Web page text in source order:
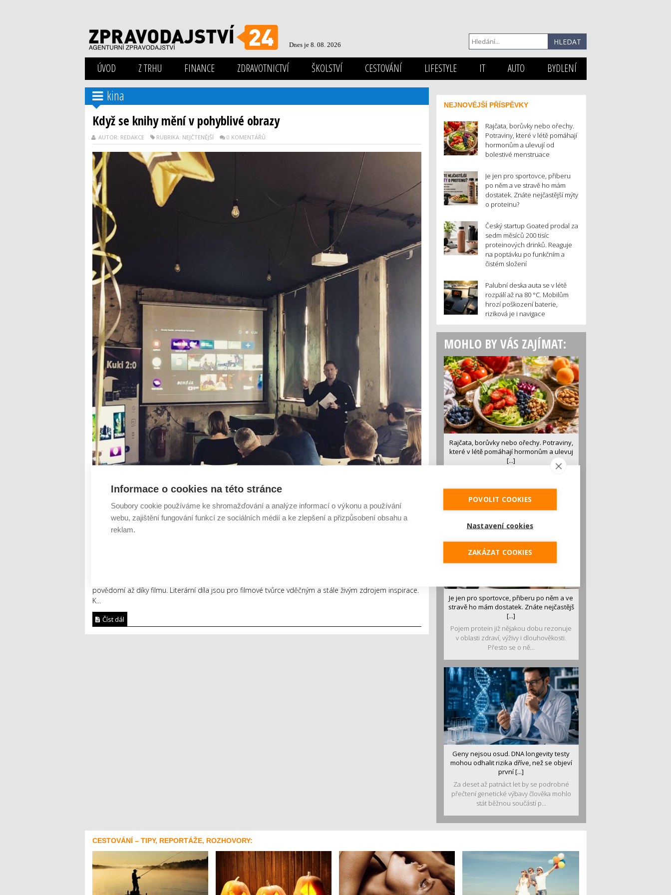
Dnes je 8. 08. 2026
ÚVOD Z TRHU FINANCE ZDRAVOTNICTVÍ ŠKOLSTVÍ CESTOVÁNÍ LIFESTYLE IT AUTO BYDLENÍ
kina
Když se knihy mění v pohyblivé obrazy
AUTOR: REDAKCE RUBRIKA: NEJČTENĚJŠÍ 0 KOMENTÁŘŮ
povědomí až díky filmu. Literární díla jsou pro filmové tvůrce vděčným a stále živým zdrojem inspirace.
K...
Číst dál
NEJNOVĚJŠÍ PŘÍSPĚVKY
Rajčata, borůvky nebo ořechy.
Potraviny, které v létě pomáhají
hormonům a ulevují od
bolestivé menstruace
Je jen pro sportovce, přiberu
po něm a ve stravě ho mám
dostatek. Znáte nejčastější mýty
o proteinu?
Český startup Goated prodal za
sedm měsíců 200 tisíc
proteinových drinků. Reaguje
na poptávku po funkčním a
čistém složení
Palubní deska auta se v létě
rozpálí až na 80 °C. Mobilům
hrozí poškození baterie,
riziková je i navigace
MOHLO BY VÁS ZAJÍMAT:
Rajčata, borůvky nebo ořechy. Potraviny,
které v létě pomáhají hormonům a ulevuj
[...]
luštěniny jsou práv...
Je jen pro sportovce, přiberu po něm a ve
stravě ho mám dostatek. Znáte nejčastějš
[...]
Pojem protein již nějakou dobu rezonuje
v oblasti zdraví, výživy i dlouhověkosti.
Přesto se o ně...
Geny nejsou osud. DNA longevity testy
mohou odhalit rizika dříve, než se objeví
první [...]
Za deset až patnáct let by se podrobné
přečtení genetické výbavy člověka mohlo
stát běžnou součástí p...
CESTOVÁNÍ – TIPY, REPORTÁŽE, ROZHOVORY:
Informace o cookies na této stránce
Soubory cookie používáme ke shromažďování a analýze informací o výkonu a používání
webu, zajištění fungování funkcí ze sociálních médií a ke zlepšení a přizpůsobení obsahu a
reklam.
POVOLIT COOKIES
Nastavení cookies
ZAKÁZAT COOKIES